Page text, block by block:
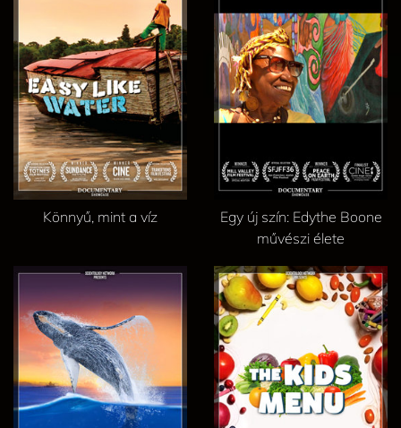
Könnyű, mint a víz
Egy új szín: Edythe Boone
művészi élete